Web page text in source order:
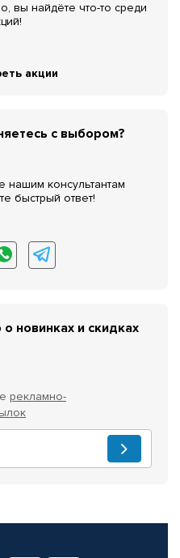
вы найдёте что-то среди
акции
с выбором?
нашим консультантам
быстрый ответ!
новинках и скидках
рекламно-